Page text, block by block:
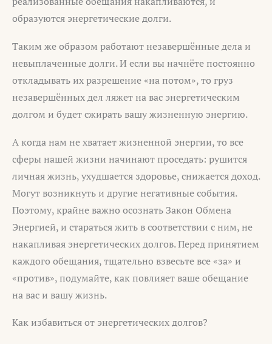
образуются энергетические долги.
Таким же образом работают незавершённые дела и
невыплаченные долги. И если вы начнёте постоянно
откладывать их разрешение «на потом», то груз
незавершённых дел ляжет на вас энергетическим
долгом и будет сжирать вашу жизненную энергию.
А когда нам не хватает жизненной энергии, то все
сферы нашей жизни начинают проседать: рушится
личная жизнь, ухудшается здоровье, снижается доход.
Могут возникнуть и другие негативные события.
Поэтому, крайне важно осознать Закон Обмена
Энергией, и стараться жить в соответствии с ним, не
накапливая энергетических долгов. Перед принятием
каждого обещания, тщательно взвесьте все «за» и
«против», подумайте, как повлияет ваше обещание
на вас и вашу жизнь.
Как избавиться от энергетических долгов?